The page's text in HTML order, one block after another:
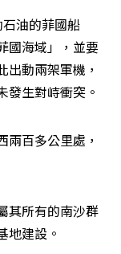
油的菲國船
國海域」，並要
動兩架軍機，
發生對峙衝突。
百多公里處，
其所有的南沙群
地建設。